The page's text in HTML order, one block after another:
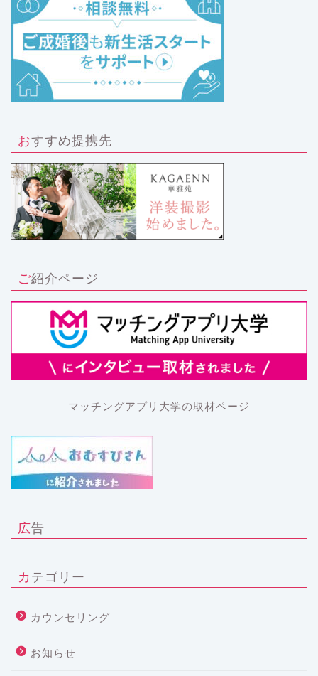
おすすめ提携先
ご紹介ページ
マッチングアプリ大学の取材ページ
広告
カテゴリー
カウンセリング
お知らせ